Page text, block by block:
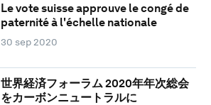
Le vote suisse approuve le congé de
paternité à l'échelle nationale
30 sep 2020
世界経済フォーラム 2020年年次総会
をカーボンニュートラルに